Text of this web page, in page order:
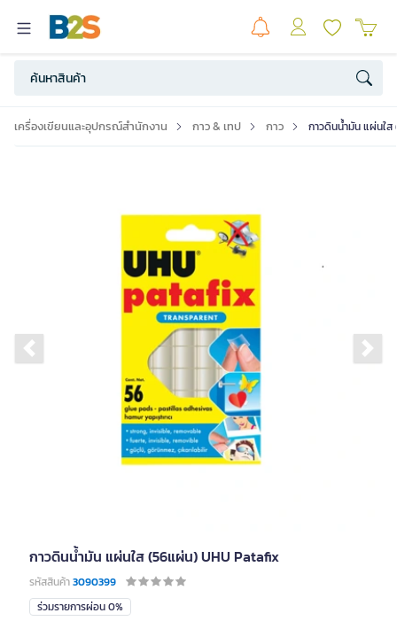
เครื่องเขียนและอุปกรณ์สำนักงาน กาว & เทป กาว กาวดินน้ำมัน แผ่นใ
Previous slide
กาวดินน้ำมัน แผ่นใส (56แผ่น) UHU Patafix
รหัสสินค้า3090399
ร่วมรายการผ่อน 0%